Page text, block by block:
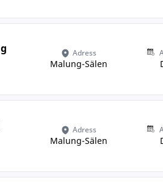
Adress
Malung-Sälen
Adress
Malung-Sälen